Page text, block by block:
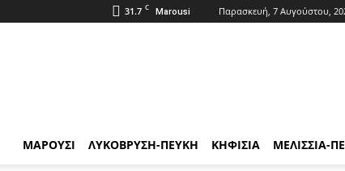
31.7 C Marousi Παρασκευή, 7 Αυγούστου,
ΜΑΡΟΥΣΙ ΛΥΚΟΒΡΥΣΗ-ΠΕΥΚΗ ΚΗΦΙΣΙΑ ΜΕΛΙΣΣΙΑ-